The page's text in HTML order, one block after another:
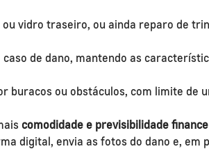
vidro traseiro, ou ainda reparo de
de dano, mantendo as
buracos ou obstáculos, com limite de
comodidade e previsibilidade
digital, envia as fotos do dano e, em